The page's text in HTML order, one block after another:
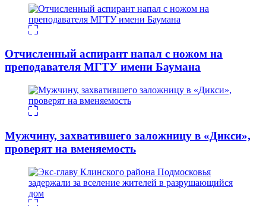
Отчисленный аспирант напал с ножом на
преподавателя МГТУ имени Баумана
Мужчину, захватившего заложницу в «Дикси»,
проверят на вменяемость